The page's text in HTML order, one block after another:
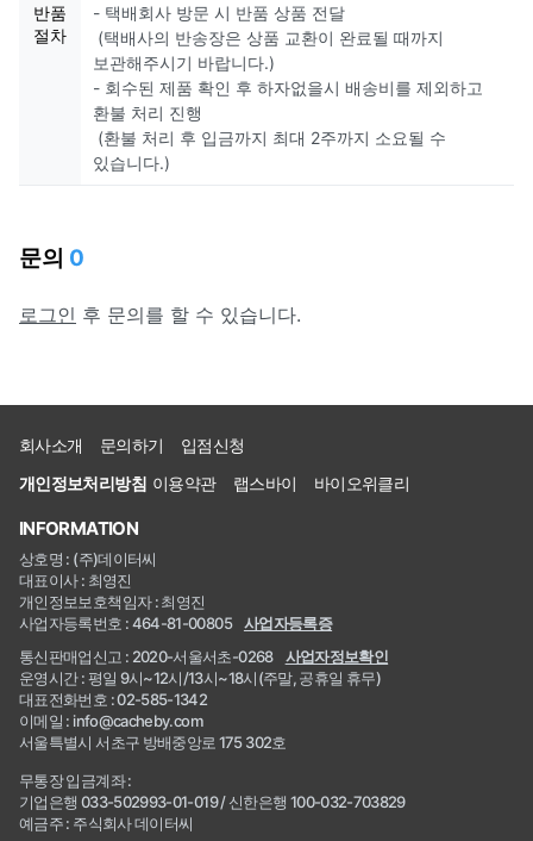
반품
절차
- 택배회사 방문 시 반품 상품 전달
(택배사의 반송장은 상품 교환이 완료될 때까지
보관해주시기 바랍니다.)
- 회수된 제품 확인 후 하자없을시 배송비를 제외하고
환불 처리 진행
(환불 처리 후 입금까지 최대 2주까지 소요될 수
있습니다.)
문의 0
로그인 후 문의를 할 수 있습니다.
회사소개 문의하기
입점신청
개인정보처리방침 이용약관 랩스바이 바이오위클리
INFORMATION
상호명 : (주)데이터씨
대표이사 : 최영진
개인정보보호책임자 : 최영진
사업자등록번호 : 464-81-00805
사업자등록증
통신판매업신고 : 2020-서울서초-0268
사업자정보확인
운영시간 : 평일 9시~12시/13시~18시(주말, 공휴일 휴무)
대표전화번호 : 02-585-1342
이메일 : info@cacheby.com
서울특별시 서초구 방배중앙로 175 302호
무통장 입금계좌 :
기업은행 033-502993-01-019 / 신한은행 100-032-703829
예금주 : 주식회사 데이터씨